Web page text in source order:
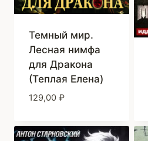
Темный мир.
Лесная нимфа
для Дракона
(Теплая Елена)
129,00 ₽